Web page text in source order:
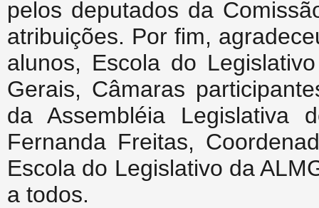
pelos deputados da
atribuições. Por fim,
alunos, Escola do
Gerais, Câmaras
da Assembléia
Fernanda Freitas,
Escola do Legislativo da
a todos.